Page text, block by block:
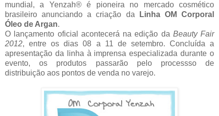
mundial, a Yenzah® é pioneira no mercado cosmético
brasileiro anunciando a
criação da Linha OM Corporal
Óleo de Argan.
O lançamento oficial acontecerá na edição da Beauty Fair
2012, entre os dias 08 a 11 de setembro. Concluída a
apresentação da linha à imprensa especializada durante o
evento, os produtos passarão pelo processso de
distribuição aos pontos de venda no varejo.